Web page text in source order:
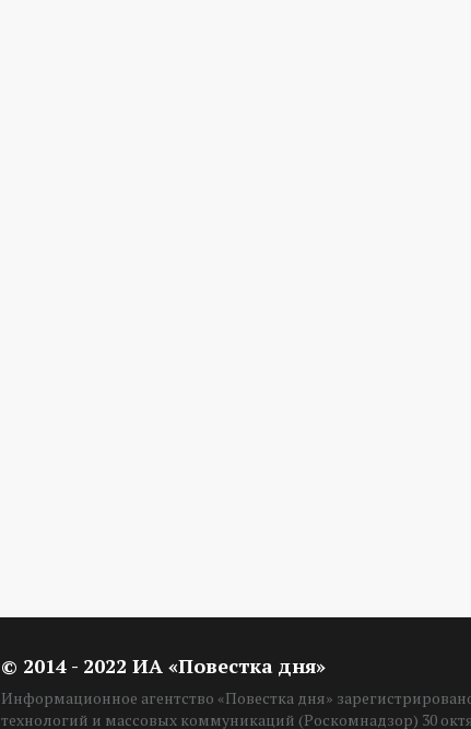
© 2014 - 2022 ИА «Повестка дня»
Информационное агентство «Повестка дня»
технологий и массовых коммуникаций (Роскомнадзор) 30